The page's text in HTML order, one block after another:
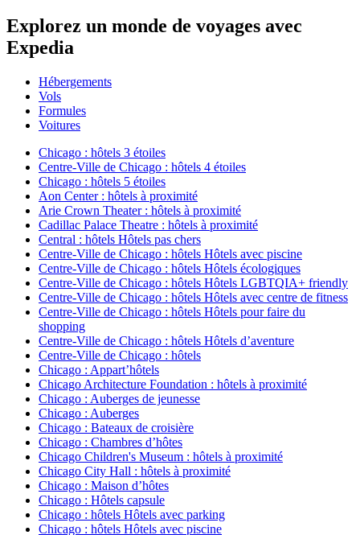
Explorez un monde de voyages avec
Expedia
Hébergements
Vols
Formules
Voitures
Chicago : hôtels 3 étoiles
Centre-Ville de Chicago : hôtels 4 étoiles
Chicago : hôtels 5 étoiles
Aon Center : hôtels à proximité
Arie Crown Theater : hôtels à proximité
Cadillac Palace Theatre : hôtels à proximité
Central : hôtels Hôtels pas chers
Centre-Ville de Chicago : hôtels Hôtels avec piscine
Centre-Ville de Chicago : hôtels Hôtels écologiques
Centre-Ville de Chicago : hôtels Hôtels LGBTQIA+ friendly
Centre-Ville de Chicago : hôtels Hôtels avec centre de fitness
Centre-Ville de Chicago : hôtels Hôtels pour faire du
shopping
Centre-Ville de Chicago : hôtels Hôtels d’aventure
Centre-Ville de Chicago : hôtels
Chicago : Appart’hôtels
Chicago Architecture Foundation : hôtels à proximité
Chicago : Auberges de jeunesse
Chicago : Auberges
Chicago : Bateaux de croisière
Chicago : Chambres d’hôtes
Chicago Children's Museum : hôtels à proximité
Chicago City Hall : hôtels à proximité
Chicago : Maison d’hôtes
Chicago : Hôtels capsule
Chicago : hôtels Hôtels avec parking
Chicago : hôtels Hôtels avec piscine